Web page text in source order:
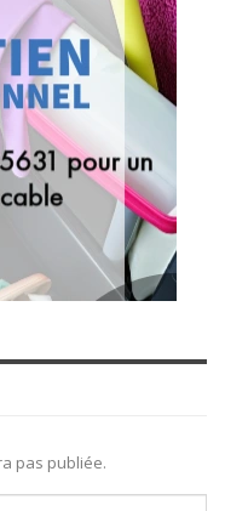
pas publiée.